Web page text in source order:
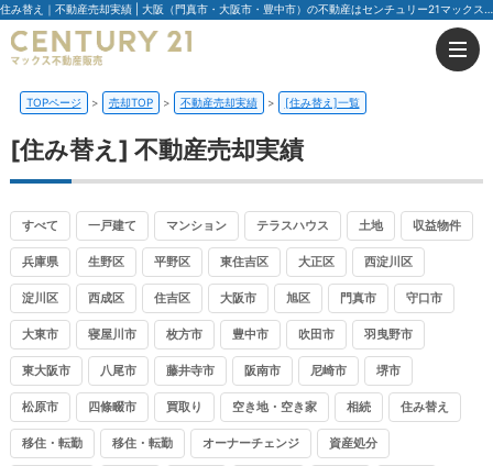
住み替え｜不動産売却実績 | 大阪（門真市・大阪市・豊中市）の不動産はセンチュリー21マックス不動産販売
TOPページ 売却TOP 不動産売却実績 [住み替え]一覧
[住み替え] 不動産売却実績
すべて 一戸建て マンション テラスハウス 土地 収益物件
兵庫県 生野区 平野区 東住吉区 大正区 西淀川区
淀川区 西成区 住吉区 大阪市 旭区 門真市 守口市
大東市 寝屋川市 枚方市 豊中市 吹田市 羽曳野市
東大阪市 八尾市 藤井寺市 阪南市 尼崎市 堺市
松原市 四條畷市 買取り 空き地・空き家 相続 住み替え
移住・転勤 移住・転勤 オーナーチェンジ 資産処分